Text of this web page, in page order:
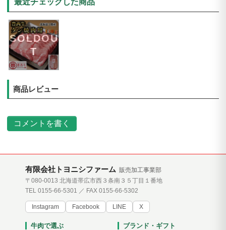
最近チェックした商品
SOLDOU
T
商品レビュー
コメントを書く
有限会社トヨニシファーム 販売加工事業部
〒080-0013 北海道帯広市西３条南３５丁目１番地
TEL 0155-66-5301 ／ FAX 0155-66-5302
Instagram Facebook LINE X
牛肉で選ぶ ブランド・ギフト